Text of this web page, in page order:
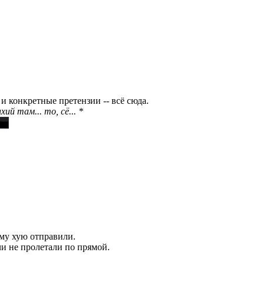
конкретные претензии -- всё сюда.
там... то, сё... *
хую отправили.
не пролетали по прямой.